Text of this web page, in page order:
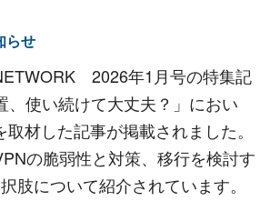
らせ
2026年1 月号の特集記
、使い続けて大丈夫？」におい
材した記事が掲載されました。
の脆弱性と対策、移行を検討す
肢について紹介されています。